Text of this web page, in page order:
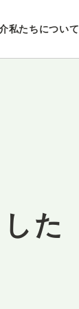
私たちについて
た